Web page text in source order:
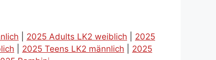
2025 Adults LK2 weiblich
2025
2025 Teens LK2 männlich
2025